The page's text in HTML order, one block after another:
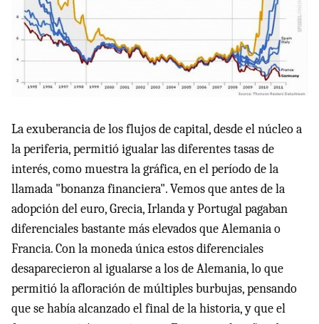
La exuberancia de los flujos de capital, desde el núcleo a
la periferia, permitió igualar las diferentes tasas de
interés, como muestra la gráfica, en el período de la
llamada "bonanza financiera". Vemos que antes de la
adopción del euro, Grecia, Irlanda y Portugal pagaban
diferenciales bastante más elevados que Alemania o
Francia. Con la moneda única estos diferenciales
desaparecieron al igualarse a los de Alemania, lo que
permitió la afloración de múltiples burbujas, pensando
que se había alcanzado el final de la historia, y que el